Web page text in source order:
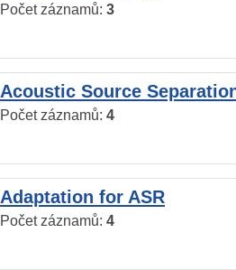
Počet záznamů: 3
Acoustic Source
Počet záznamů: 4
Adaptation for ASR
Počet záznamů: 4